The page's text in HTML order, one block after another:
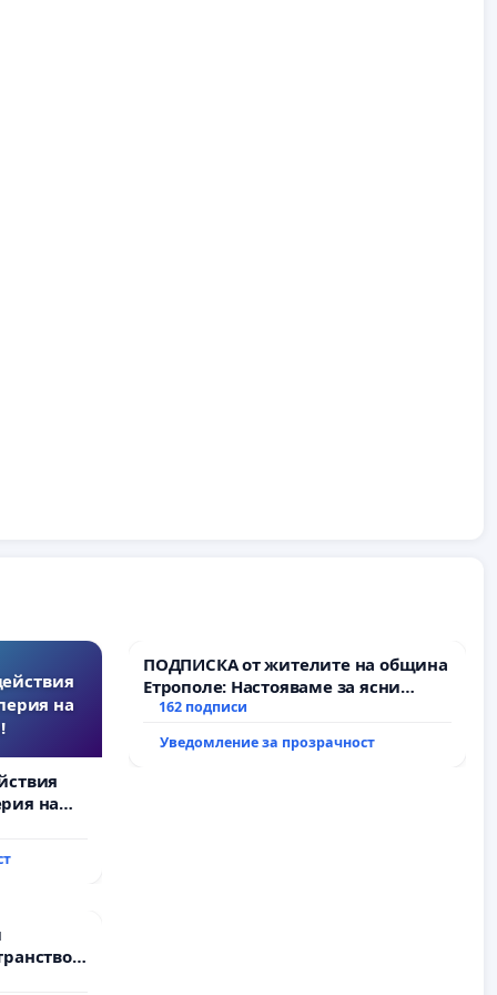
на
на
ПОДПИСКА от жителите на община
Етрополе: Настояваме за ясни
гаранции от “Елаците-МЕД” АД и от
всички екологични норми!
162 подписи
Уведомление за прозрачност